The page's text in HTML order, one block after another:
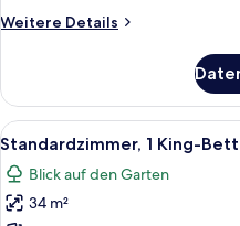
Weitere Details
Weitere
2 Doppelbetten,
Poolzugang
Alle
Fotos
für
Standardzimmer,
6
Standardzimmer, 1 King-
Blick auf den Garten
34 m²